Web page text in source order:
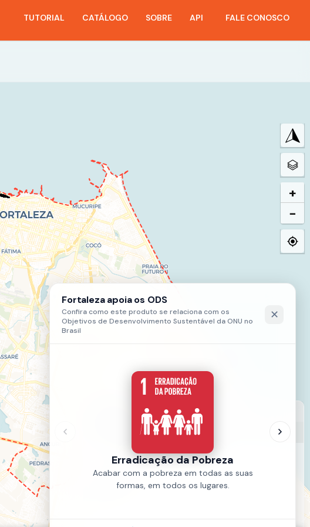
TUTORIAL CATÁLOGO SOBRE API FALE CONOSCO
+
−
Lotes - Zeis Moura Brasil
Lotes - Zeis Moura Brasil
Fonte: UECE
2019